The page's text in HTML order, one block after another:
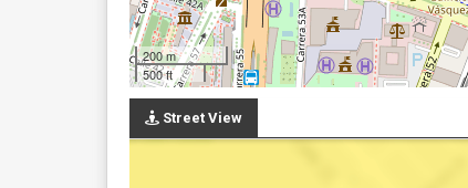
200 m
500 ft
Street View